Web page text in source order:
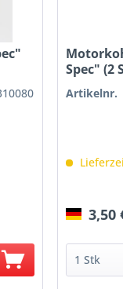
Spec" (2
Artikelnr.
3,50